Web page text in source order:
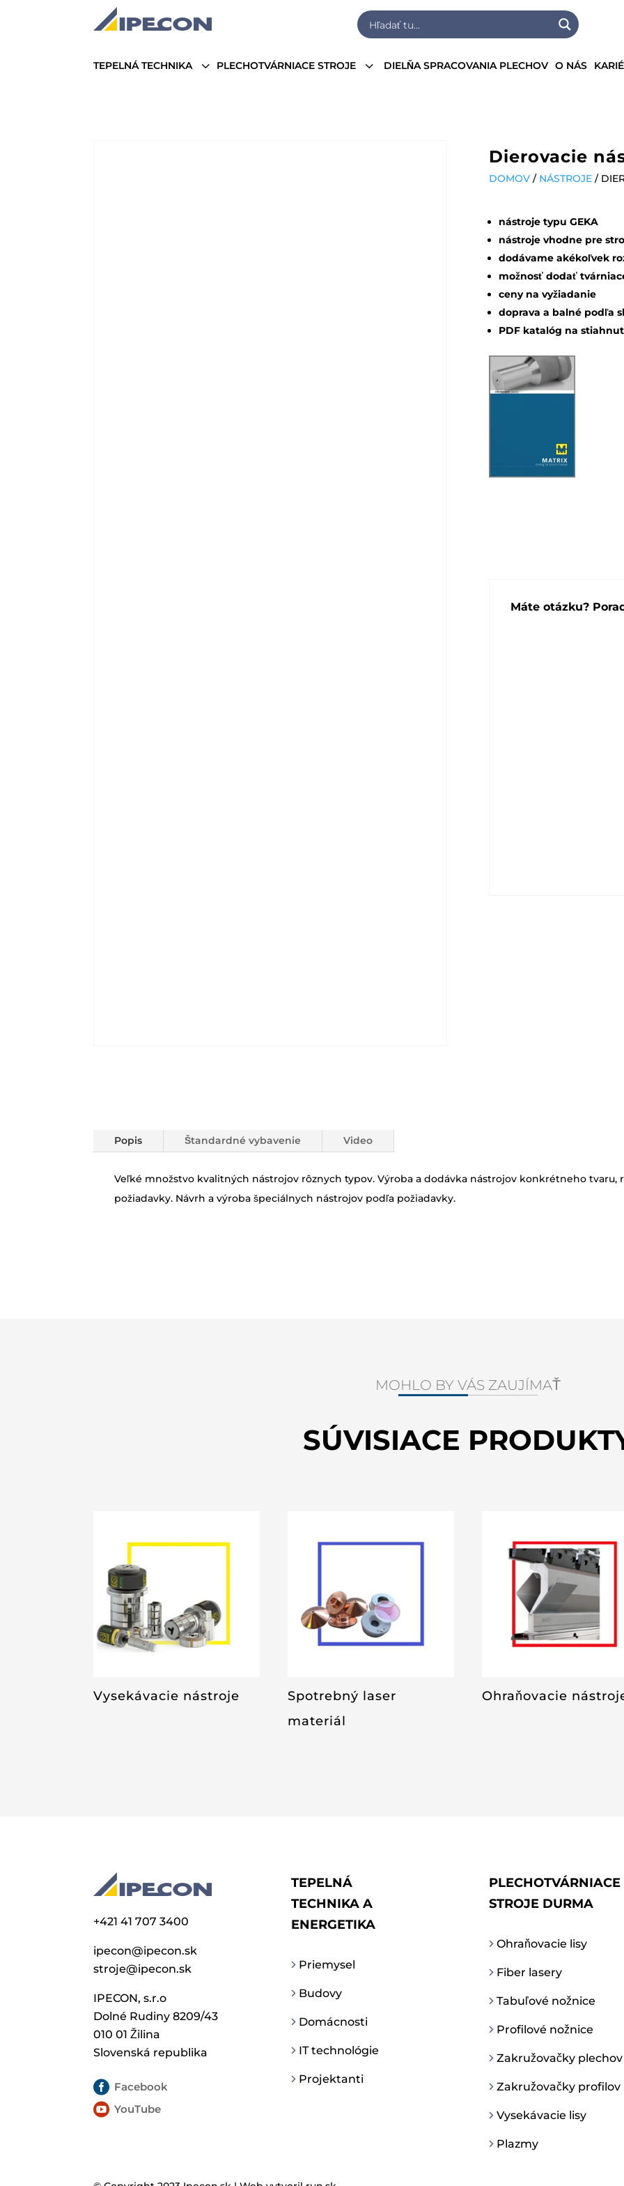
3
TEPELNÁ TECHNIKA 3
PLECHOTVÁRNIACE STROJE DIELŇA SPRACOVANIA PLECHOV O NÁS
Dierovacie
DOMOV/ NÁSTROJE/
nástroje typu GEKA
nástroje vhodne pre
dodávame akékoľvek
možnosť dodať
ceny na vyžiadanie
doprava a balné podľa
PDF katalóg na
Máte otázku?
Popis Štandardné vybavenie Video
Veľké množstvo kvalitných nástrojov rôznych typov. Výroba a dodávka nástrojov konkrétneho tvaru,
požiadavky. Návrh a výroba špeciálnych nástrojov podľa požiadavky.
MOHLO BY VÁS ZAUJÍMAŤ
SÚVISIACE
Vysekávacie nástroje
Spotrebný laser
materiál
Ohraňovacie
+421 41 707 3400
ipecon@ipecon.sk
stroje@ipecon.sk
IPECON, s.r.o
Dolné Rudiny 8209/43
010 01 Žilina
Slovenská republika
 Facebook
 YouTube
TEPELNÁ
TECHNIKA A
ENERGETIKA
Priemysel
Budovy
Domácnosti
IT technológie
Projektanti
PLECHOTVÁRNIACE
STROJE DURMA
Ohraňovacie lisy
Fiber lasery
Tabuľové nožnice
Profilové nožnice
Zakružovačky plechov
Zakružovačky profilov
Vysekávacie lisy
Plazmy